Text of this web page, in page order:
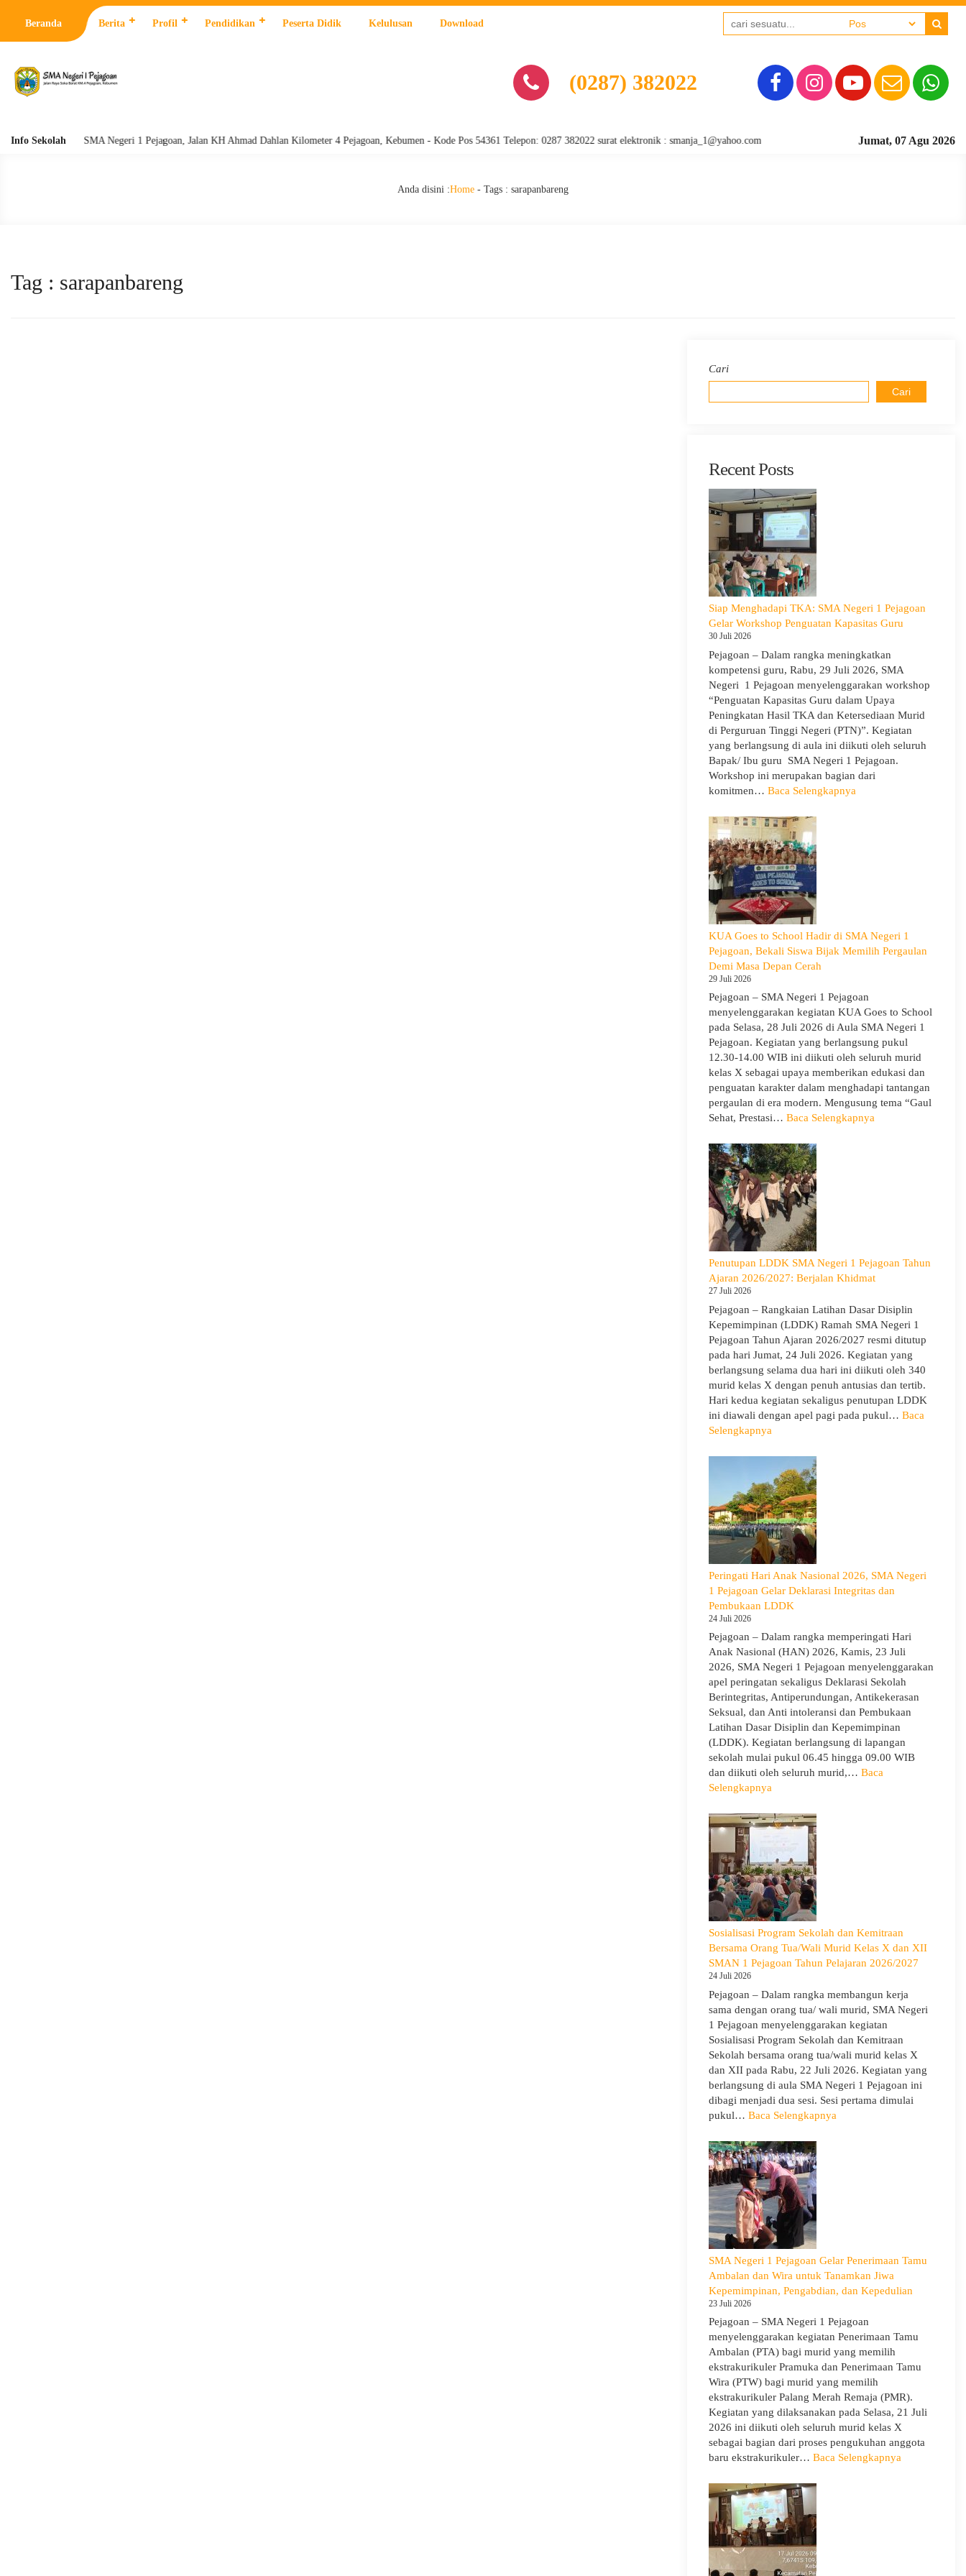
Beranda Berita Profil Pendidikan Peserta Didik Kelulusan Download
(0287) 382022
Info Sekolah Jumat, 07 Agu 2026
SMA Negeri 1 Pejagoan, Jalan KH Ahmad Dahlan Kilometer 4 Pejagoan, Kebumen - Kode Pos 54361 Telepon: 0287 382022 surat elektronik : smanja_1@yahoo.com
Anda disini :Home - Tags : sarapanbareng
Tag : sarapanbareng
Cari
Cari
Recent Posts
Siap Menghadapi TKA: SMA Negeri 1 Pejagoan
Gelar Workshop Penguatan Kapasitas Guru
30 Juli 2026
Pejagoan – Dalam rangka meningkatkan
kompetensi guru, Rabu, 29 Juli 2026, SMA
Negeri 1 Pejagoan menyelenggarakan workshop
“Penguatan Kapasitas Guru dalam Upaya
Peningkatan Hasil TKA dan Ketersediaan Murid
di Perguruan Tinggi Negeri (PTN)”. Kegiatan
yang berlangsung di aula ini diikuti oleh seluruh
Bapak/ Ibu guru SMA Negeri 1 Pejagoan.
Workshop ini merupakan bagian dari
komitmen… Baca Selengkapnya:
Penguatan
Kapasitas
KUA Goes to School Hadir di SMA Negeri 1
Pejagoan, Bekali Siswa Bijak Memilih Pergaulan
Demi Masa Depan Cerah
29 Juli 2026
Pejagoan – SMA Negeri 1 Pejagoan
menyelenggarakan kegiatan KUA Goes to School
pada Selasa, 28 Juli 2026 di Aula SMA Negeri 1
Pejagoan. Kegiatan yang berlangsung pukul
12.30-14.00 WIB ini diikuti oleh seluruh murid
kelas X sebagai upaya memberikan edukasi dan
penguatan karakter dalam menghadapi tantangan
pergaulan di era modern. Mengusung tema “Gaul
Sehat, Prestasi… Baca Selengkapnya:
Pejagoan,
Bekali
Bijak
Memilih
Pergaulan
Demi
Masa
Depan
Cerah
Penutupan LDDK SMA Negeri 1 Pejagoan Tahun
Ajaran 2026/2027: Berjalan Khidmat
27 Juli 2026
Pejagoan – Rangkaian Latihan Dasar Disiplin
Kepemimpinan (LDDK) Ramah SMA Negeri 1
Pejagoan Tahun Ajaran 2026/2027 resmi ditutup
pada hari Jumat, 24 Juli 2026. Kegiatan yang
berlangsung selama dua hari ini diikuti oleh 340
murid kelas X dengan penuh antusias dan tertib.
Hari kedua kegiatan sekaligus penutupan LDDK
ini diawali dengan apel pagi pada pukul… Baca
Selengkapnya:
LDDK
SMA
Negeri
1
Pejagoan
Tahun
Ajaran
2026/2027:
Berjalan
Khidmat
Peringati Hari Anak Nasional 2026, SMA Negeri
1 Pejagoan Gelar Deklarasi Integritas dan
Pembukaan LDDK
24 Juli 2026
Pejagoan – Dalam rangka memperingati Hari
Anak Nasional (HAN) 2026, Kamis, 23 Juli
2026, SMA Negeri 1 Pejagoan menyelenggarakan
apel peringatan sekaligus Deklarasi Sekolah
Berintegritas, Antiperundungan, Antikekerasan
Seksual, dan Anti intoleransi dan Pembukaan
Latihan Dasar Disiplin dan Kepemimpinan
(LDDK). Kegiatan berlangsung di lapangan
sekolah mulai pukul 06.45 hingga 09.00 WIB
dan diikuti oleh seluruh murid,… Baca
Selengkapnya:
Hari
Anak
Nasional
2026,
SMA
Negeri
1
Pejagoan
Gelar
Deklarasi
Integritas
Pembukaan
LDDK
Sosialisasi Program Sekolah dan Kemitraan
Bersama Orang Tua/Wali Murid Kelas X dan XII
SMAN 1 Pejagoan Tahun Pelajaran 2026/2027
24 Juli 2026
Pejagoan – Dalam rangka membangun kerja
sama dengan orang tua/ wali murid, SMA Negeri
1 Pejagoan menyelenggarakan kegiatan
Sosialisasi Program Sekolah dan Kemitraan
Sekolah bersama orang tua/wali murid kelas X
dan XII pada Rabu, 22 Juli 2026. Kegiatan yang
berlangsung di aula SMA Negeri 1 Pejagoan ini
dibagi menjadi dua sesi. Sesi pertama dimulai
pukul… Baca Selengkapnya:
Kelas
X
dan
SMAN
1
Pejagoan
Tahun
Pelajaran
2026/2027
SMA Negeri 1 Pejagoan Gelar Penerimaan Tamu
Ambalan dan Wira untuk Tanamkan Jiwa
Kepemimpinan, Pengabdian, dan Kepedulian
23 Juli 2026
Pejagoan – SMA Negeri 1 Pejagoan
menyelenggarakan kegiatan Penerimaan Tamu
Ambalan (PTA) bagi murid yang memilih
ekstrakurikuler Pramuka dan Penerimaan Tamu
Wira (PTW) bagi murid yang memilih
ekstrakurikuler Palang Merah Remaja (PMR).
Kegiatan yang dilaksanakan pada Selasa, 21 Juli
2026 ini diikuti oleh seluruh murid kelas X
sebagai bagian dari proses pengukuhan anggota
baru ekstrakurikuler… Baca Selengkapnya: